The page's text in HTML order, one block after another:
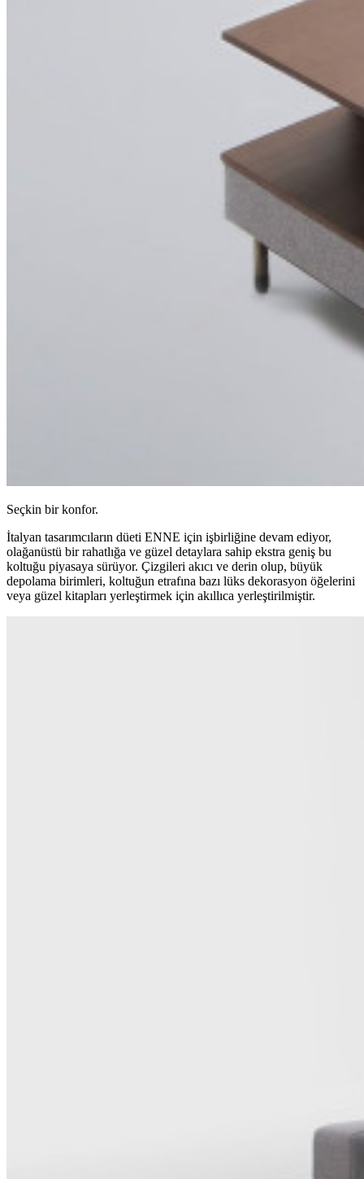
Seçkin bir konfor.
İtalyan tasarımcıların düeti ENNE için işbirliğine devam ediyor,
olağanüstü bir rahatlığa ve güzel detaylara sahip ekstra geniş bu
koltuğu piyasaya sürüyor. Çizgileri akıcı ve derin olup, büyük
depolama birimleri, koltuğun etrafına bazı lüks dekorasyon öğelerini
veya güzel kitapları yerleştirmek için akıllıca yerleştirilmiştir.